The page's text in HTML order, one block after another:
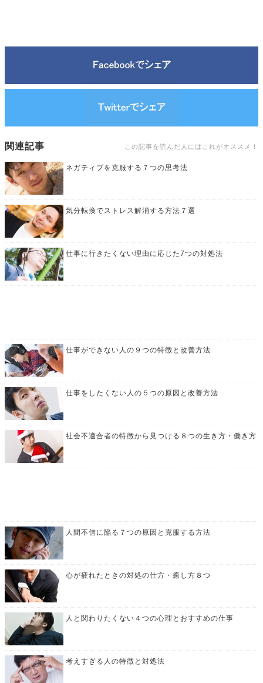
関連記事 この記事を読んだ人にはこれがオススメ！
ネガティブを克服する７つの思考法
気分転換でストレス解消する方法７選
仕事に行きたくない理由に応じた7つの対処法
仕事ができない人の９つの特徴と改善方法
仕事をしたくない人の５つの原因と改善方法
社会不適合者の特徴から見つける８つの生き方・働き方
人間不信に陥る７つの原因と克服する方法
心が疲れたときの対処の仕方・癒し方８つ
人と関わりたくない４つの心理とおすすめの仕事
考えすぎる人の特徴と対処法